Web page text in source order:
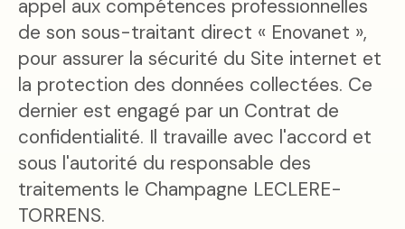
appel aux compétences professionnelles
de son sous-traitant direct « Enovanet »,
pour assurer la sécurité du Site internet et
la protection des données collectées. Ce
dernier est engagé par un Contrat de
confidentialité. Il travaille avec l'accord et
sous l'autorité du responsable des
traitements le Champagne LECLERE-
TORRENS.